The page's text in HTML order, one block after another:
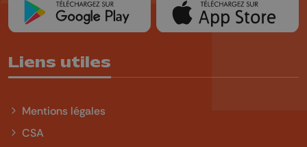
Liens utiles
Mentions légales
CSA